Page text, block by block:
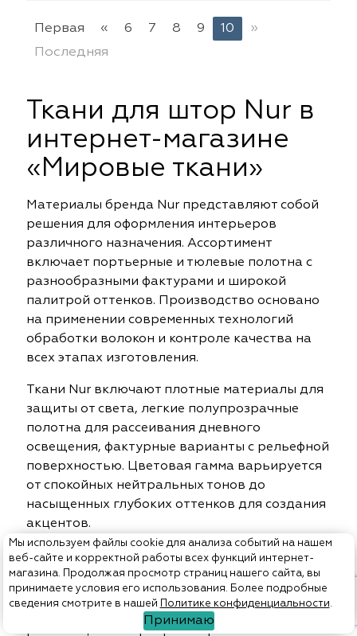
Мы используем файлы cookie для анализа событий на нашем
веб-сайте и корректной работы всех функций интернет-
магазина. Продолжая просмотр страниц нашего сайта, вы
принимаете условия его использования. Более подробные
сведения смотрите в нашей
Политике конфиденциальности.
Принимаю
Первая « 6 7 8 9 10
»
Последняя
Ткани для штор Nur в
интернет-магазине
«Мировые ткани»
Материалы бренда Nur представляют собой
решения для оформления интерьеров
различного назначения. Ассортимент
включает портьерные и тюлевые полотна с
разнообразными фактурами и широкой
палитрой оттенков. Производство основано
на применении современных технологий
обработки волокон и контроле качества на
всех этапах изготовления.
Ткани Nur включают плотные материалы для
защиты от света, легкие полупрозрачные
полотна для рассеивания дневного
освещения, фактурные варианты с рельефной
поверхностью. Цветовая гамма варьируется
от спокойных нейтральных тонов до
насыщенных глубоких оттенков для создания
акцентов.
Преимущества тканей Nur
Продукция бренда сочетает практичность с
декоративными возможностями для
реализации интерьерных проектов.